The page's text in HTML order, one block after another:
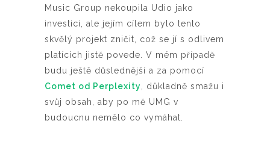
Music Group nekoupila Udio jako
investici, ale jejím cílem bylo tento
skvělý projekt zničit, což se jí s odlivem
platících jistě povede. V mém případě
budu ještě důslednější a za pomocí
Comet od Perplexity , důkladně smažu i
svůj obsah, aby po mě UMG v
budoucnu nemělo co vymáhat.